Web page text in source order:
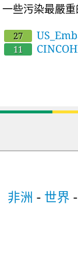
一些污染最嚴
27
11
非洲 - 世界 -